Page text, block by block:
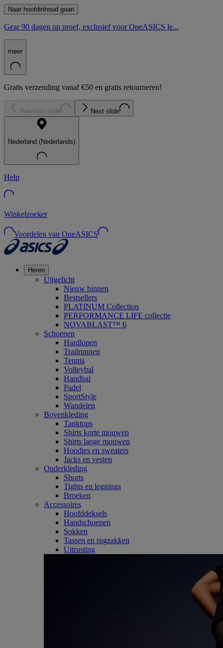
Naar hoofdinhoud gaan
Gear 90 dagen op proef, exclusief voor OneASICS le...
meer
Gratis verzending vanaf €50 en gratis retourneren!
Previous slide Next slide
Nederland (Nederlands)
Help
Winkelzoeker
Voordelen van OneASICS
Heren
Uitgelicht
Nieuw binnen
Bestsellers
PLATINUM Collection
PERFORMANCE LIFE collectie
NOVABLAST™ 6
Schoenen
Hardlopen
Trailrunnen
Tennis
Volleybal
Handbal
Padel
SportStyle
Wandelen
Bovenkleding
Tanktops
Shirts korte mouwen
Shirts lange mouwen
Hoodies en sweaters
Jacks en vesten
Onderkleding
Shorts
Tights en leggings
Broeken
Accessoires
Hoofddeksels
Handschoenen
Sokken
Tassen en rugzakken
Uitrusting